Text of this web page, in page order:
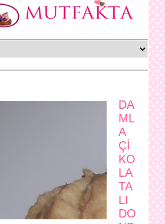
DA
ML
A
Çİ
KO
LA
TA
LI
DO